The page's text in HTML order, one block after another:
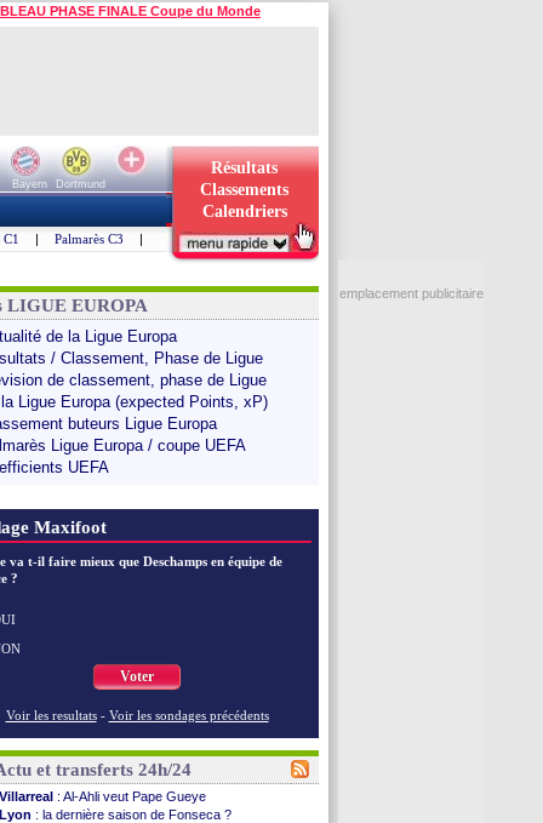
PHASE FINALE Coupe du Monde
Bayern
Dortmund
Résultats
Classements
Calendriers
C1 | Palmarès C3 |
LIGUE EUROPA
de la Ligue Europa
/ Classement, Phase de Ligue
de classement, phase de Ligue
Ligue Europa (expected Points, xP)
buteurs Ligue Europa
Ligue Europa / coupe UEFA
UEFA
Maxifoot
va t-il faire mieux que Deschamps en équipe de
?
Voter
Voir les resultats - Voir les sondages précédents
et transferts 24h/24
Villarreal : Al-Ahli veut Pape Gueye
Lyon : la dernière saison de Fonseca ?
emplacement publicitaire